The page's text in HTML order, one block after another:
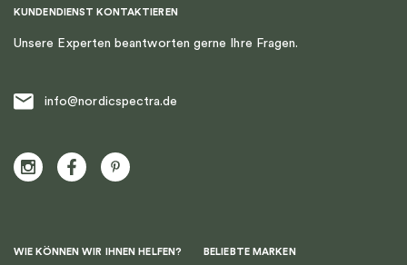
KUNDENDIENST KONTAKTIEREN
Unsere Experten beantworten gerne Ihre Fragen.
info@nordicspectra.de
WIE KÖNNEN WIR IHNEN HELFEN? BELIEBTE MARKEN